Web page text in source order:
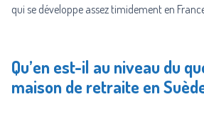
qui se développe assez timidement en
Qu’en est-il au niveau du
maison de retraite en